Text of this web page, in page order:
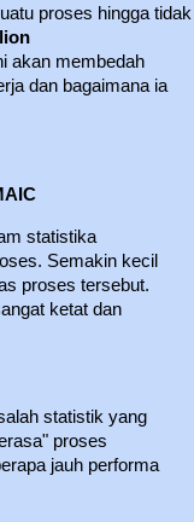
proses hingga tidak
akan membedah
dan bagaimana ia
statistika
Semakin kecil
proses tersebut.
ketat dan
statistik yang
proses
jauh performa